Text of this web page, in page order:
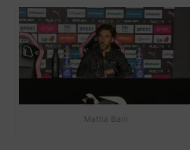
Mattia Bani